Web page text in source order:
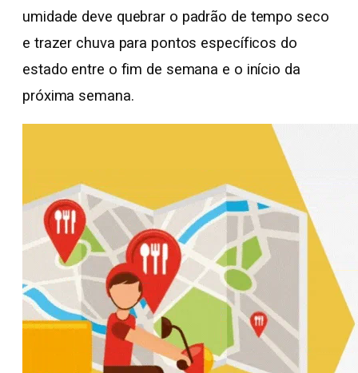
umidade deve quebrar o padrão de tempo seco
e trazer chuva para pontos específicos do
estado entre o fim de semana e o início da
próxima semana.